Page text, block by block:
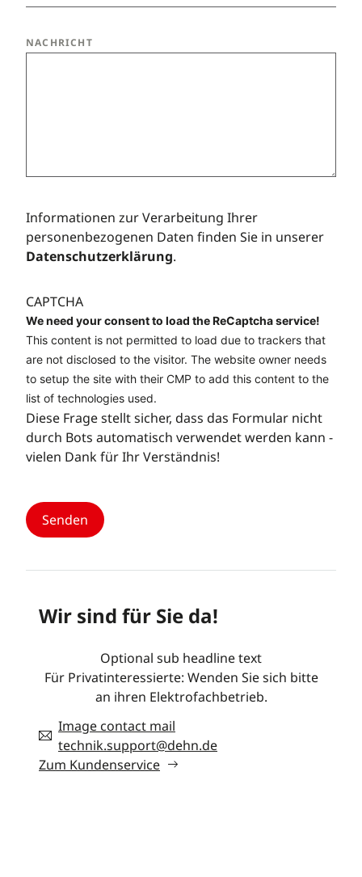
NACHRICHT
Informationen zur Verarbeitung Ihrer
personenbezogenen Daten finden Sie in unserer
Datenschutzerklärung.
CAPTCHA
We need your consent to load the ReCaptcha service!
This content is not permitted to load due to trackers that
are not disclosed to the visitor. The website owner needs
to setup the site with their CMP to add this content to the
list of technologies used.
Diese Frage stellt sicher, dass das Formular nicht
durch Bots automatisch verwendet werden kann -
vielen Dank für Ihr Verständnis!
Wir sind für Sie da!
Optional sub headline text
Für Privatinteressierte: Wenden Sie sich bitte
an ihren Elektrofachbetrieb.
Image contact mail
technik.support@dehn.de
Zum Kundenservice